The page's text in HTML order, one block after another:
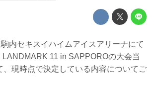
内セキスイハイムアイスアリーナにて
LANDMARK 11 in SAPPOROの大会当
、現時点で決定している内容についてご